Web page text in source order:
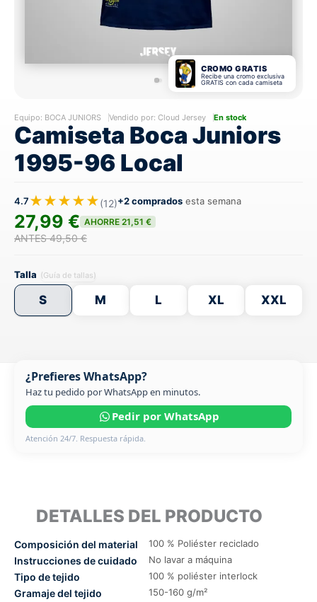
CROMO GRATIS
Recibe una cromo exclusiva
GRATIS con cada camiseta
Equipo: BOCA JUNIORS Vendido por: Cloud Jersey En stock
Camiseta Boca Juniors
1995-96 Local
4.7★★★★★(12)+2 comprados esta semana
27,99 € AHORRE 21,51 €
ANTES 49,50 €
Talla (Guía de tallas)
S M L XL XXL
¿Prefieres WhatsApp?
Haz tu pedido por WhatsApp en minutos.
Pedir por WhatsApp
Atención 24/7. Respuesta rápida.
DETALLES DEL PRODUCTO
Composición del material 100 % Poliéster reciclado
Instrucciones de cuidado No lavar a máquina
Tipo de tejido 100 % poliéster interlock
Gramaje del tejido 150-160 g/m²